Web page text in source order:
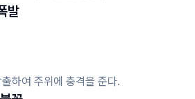
발
하여 주위에 충격을 준다.